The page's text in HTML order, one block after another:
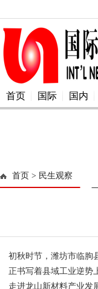
首页 国际 国内
首页 > 民生观察
初秋时节，潍坊市临朐
正书写着县域工业逆势
走进龙山新材料产业发